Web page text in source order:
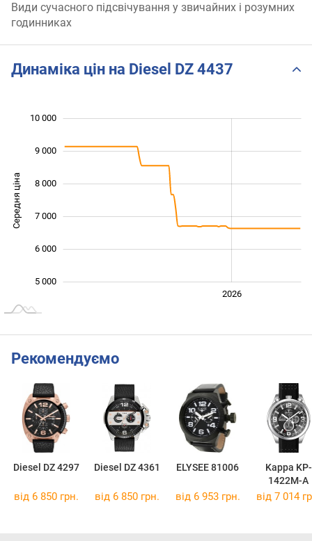
Види сучасного підсвічування у звичайних і розумних
годинниках
Динаміка цін на Diesel DZ 4437
Середня ціна
5 000
6 000
7 000
8 000
9 000
10 000
2026
Рекомендуємо
Diesel DZ 4297 Diesel DZ 4361 ELYSEE 81006
Kappa KP-
1422M-A
від 6 850 грн. від 6 850 грн. від 6 953 грн. від 7 014